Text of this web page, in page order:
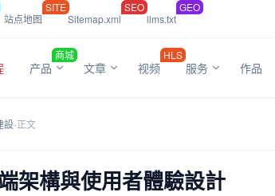
站点地图
SITE
Sitemap.xml
SEO
llms.txt
GEO
产品
商城
文章 视频
HLS
服务 作品
設-正文
架構與使用者體驗設計